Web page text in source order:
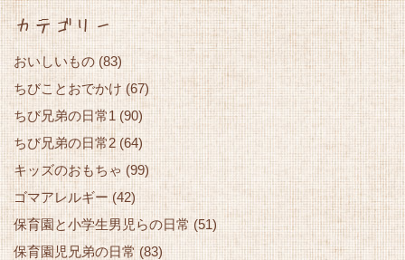
カテゴリー
おいしいもの (83)
ちびことおでかけ (67)
ちび兄弟の日常1(90)
ちび兄弟の日常2 (64)
キッズのおもちゃ (99)
ゴマアレルギー (42)
保育園と小学生男児らの日常 (51)
保育園児兄弟の日常(83)